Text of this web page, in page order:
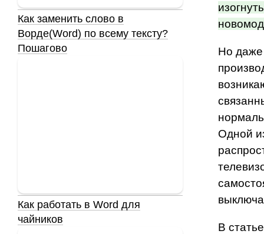
Но даже
Одной
В
Как заменить слово в
Ворде(Word) по всему тексту?
Пошагово
Как работать в Word для
чайников